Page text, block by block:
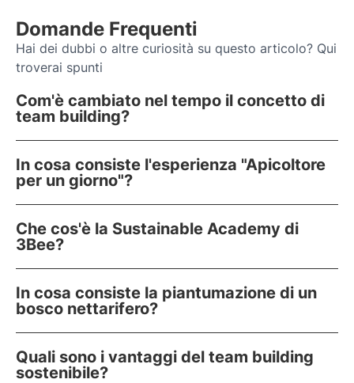
Domande Frequenti
Hai dei dubbi o altre curiosità su questo articolo? Qui
troverai spunti
Com'è cambiato nel tempo il concetto di
team building?
In cosa consiste l'esperienza "Apicoltore
per un giorno"?
Che cos'è la Sustainable Academy di
3Bee?
In cosa consiste la piantumazione di un
bosco nettarifero?
Quali sono i vantaggi del team building
sostenibile?